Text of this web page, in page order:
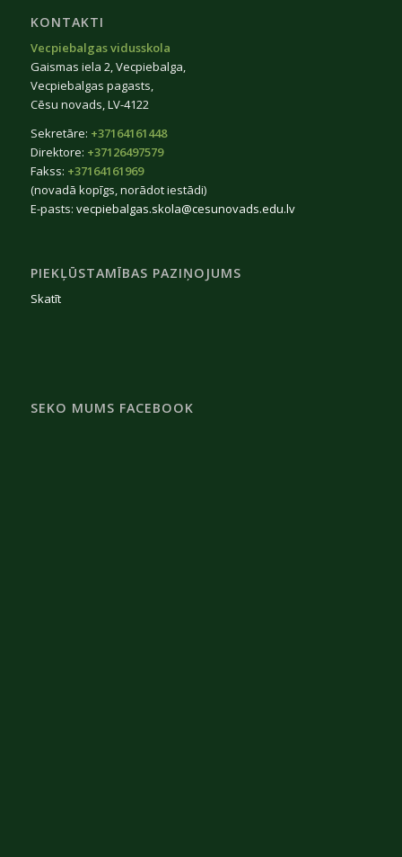
KONTAKTI
Vecpiebalgas vidusskola
Gaismas iela 2, Vecpiebalga,
Vecpiebalgas pagasts,
Cēsu novads, LV-4122
Sekretāre: +37164161448
Direktore: +37126497579
Fakss: +37164161969
(novadā kopīgs, norādot iestādi)
E-pasts: vecpiebalgas.skola@cesunovads.edu.lv
PIEKĻŪSTAMĪBAS PAZIŅOJUMS
Skatīt
SEKO MUMS FACEBOOK